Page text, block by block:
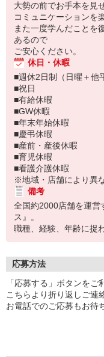
大勢の前でお手本を見
コミュニケーションを
また一度学んだことを
あるので
ご安心ください。
休日・休暇
■週休2日制（日曜＋
■祝日
■有給休暇
■GW休暇
■年末年始休暇
■慶弔休暇
■産前・産後休暇
■育児休暇
■看護介護休暇
※地域・店舗により異
備考
全国約2000店舗を運営
ス』。
職種、経験、年齢に捉
応募方法
「応募する」ボタンをご
こちらより折り返しご連
お電話でのご応募もお待
応募⇒（書類選考）⇒説